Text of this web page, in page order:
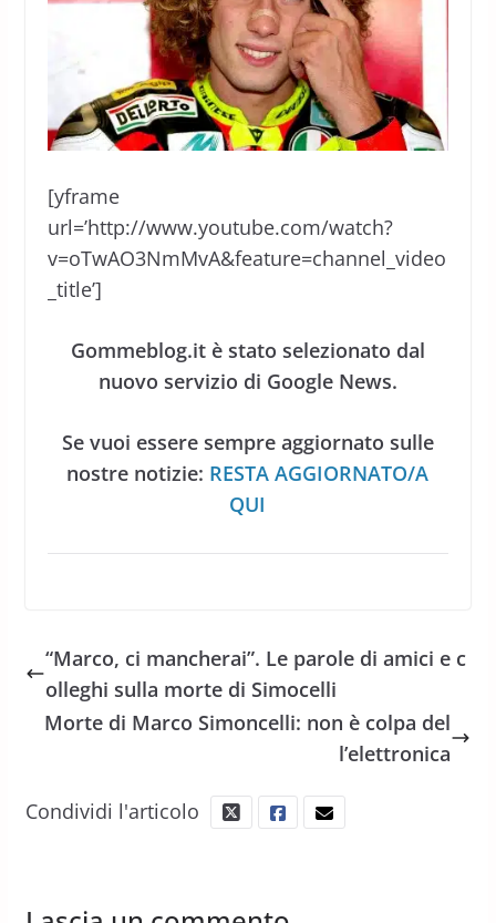
[yframe
url=’http://www.youtube.com/watch?
v=oTwAO3NmMvA&feature=channel_video
_title’]
Gommeblog.it è stato selezionato dal
nuovo servizio di Google News.
Se vuoi essere sempre aggiornato sulle
nostre notizie: RESTA AGGIORNATO/A
QUI
“Marco, ci mancherai”. Le parole di amici e c
olleghi sulla morte di Simocelli
Morte di Marco Simoncelli: non è colpa del
l’elettronica
Condividi l'articolo